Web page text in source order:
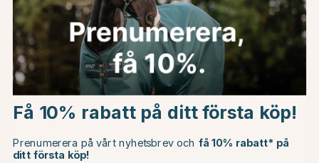
Du kanske även är intresserad av
20
Choose country
EU
Få 10% rabatt på ditt första köp!
Prenumerera på vårt nyhetsbrev och få 10% rabatt* på
ditt första köp!